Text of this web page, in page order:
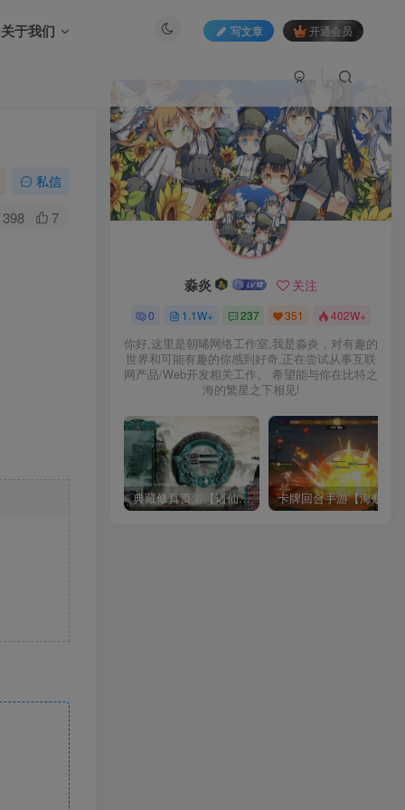
关于我们 写文章 开通会员
私信
398 7
淼炎 关注
0 1.1W+ 237 351 402W+
你好,这里是朝晞网络工作室,我是淼炎，对有趣的
世界和可能有趣的你感到好奇,正在尝试从事互联
网产品/Web开发相关工作。 希望能与你在比特之
海的繁星之下相见!
典藏修真页游【诸仙列传本地版】2026整理Win一键即玩服务端+客户端+GM工具+教程【站长亲测】